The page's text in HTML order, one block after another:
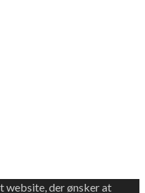
der ønsker at